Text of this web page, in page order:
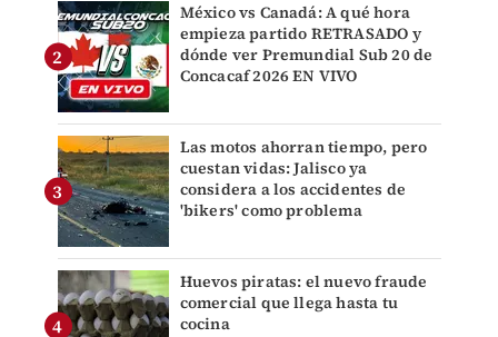
México vs Canadá: A qué hora
empieza partido RETRASADO y
dónde ver Premundial Sub 20 de
Concacaf 2026 EN VIVO
Las motos ahorran tiempo, pero
cuestan vidas: Jalisco ya
considera a los accidentes de
'bikers' como problema
Huevos piratas: el nuevo fraude
comercial que llega hasta tu
cocina